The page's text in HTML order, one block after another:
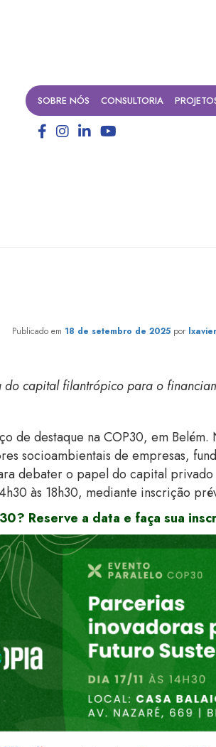
SOBRE NÓS CONSULTORIA
Publicado em 18 de setembro de 2025 por lxavier
do capital filantrópico para o
de destaque na COP30, em Belém.
socioambientais de empresas,
debater o papel do capital
às 18h30, mediante inscrição
Reserve a data e faça sua